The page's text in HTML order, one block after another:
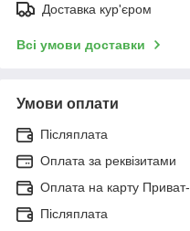
Доставка кур'єром
Всі умови доставки
Умови оплати
Післяплата
Оплата за реквізитами
Оплата на карту
Післяплата